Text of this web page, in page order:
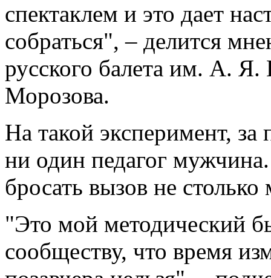
спектаклем и это дает
собраться", – делится
русского балета им. А. Я.
Морозова.
На такой эксперимент, за
ни один педагог
бросать вызов не
"Это мой методический
сообществу, что время